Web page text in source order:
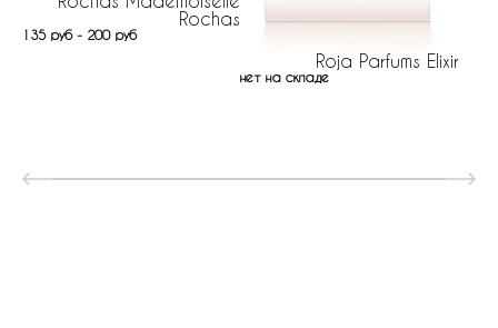
Rochas
135 руб - 200 руб
Roja Parfums Elixir
нет на складе